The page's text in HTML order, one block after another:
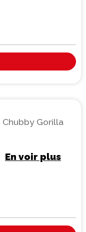
Chubby Gorilla
En voir plus